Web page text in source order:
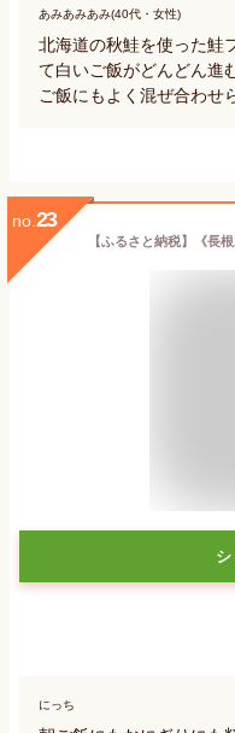
あみあみあみ(40代・女性)
北海道の秋鮭を使った鮭
て白いご飯がどんどん進
ご飯にもよく混ぜ合わせ
no. 23
にっち